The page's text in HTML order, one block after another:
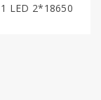
LED 2*18650